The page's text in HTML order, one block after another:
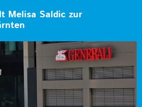
Melisa Saldic zur